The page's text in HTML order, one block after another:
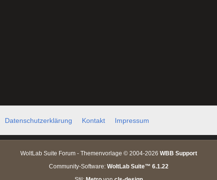
Datenschutzerklärung Kontakt Impressum
WoltLab Suite Forum - Themenvorlage © 2004-2026 WBB Support
Community-Software: WoltLab Suite™ 6.1.22